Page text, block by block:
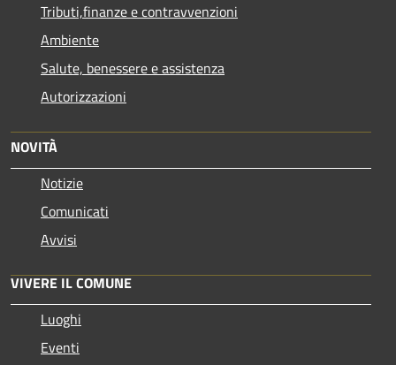
Tributi,finanze e contravvenzioni
Ambiente
Salute, benessere e assistenza
Autorizzazioni
NOVITÀ
Notizie
Comunicati
Avvisi
VIVERE IL COMUNE
Luoghi
Eventi